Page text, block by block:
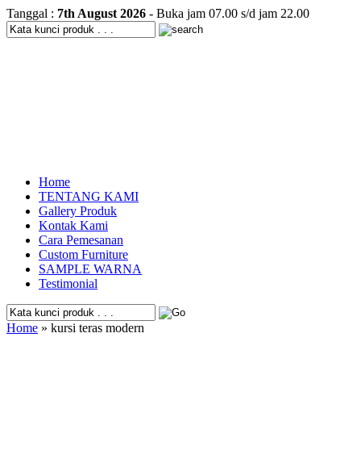
Tanggal : 7th August 2026 - Buka jam 07.00 s/d jam 22.00
Home
TENTANG KAMI
Gallery Produk
Kontak Kami
Cara Pemesanan
Custom Furniture
SAMPLE WARNA
Testimonial
Home » kursi teras modern